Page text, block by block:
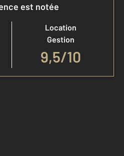
est notée
Location
Gestion
9,5/10